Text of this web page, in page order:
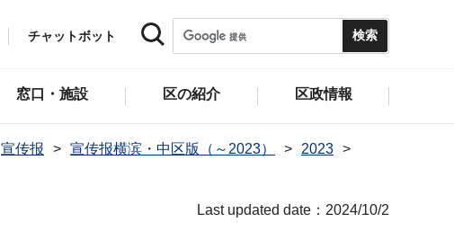
チャットボット
窓口・施設 区の紹介 区政情報
宣传报 宣传报横滨・中区版（～2023）
2023
Last updated date：2024/10/2